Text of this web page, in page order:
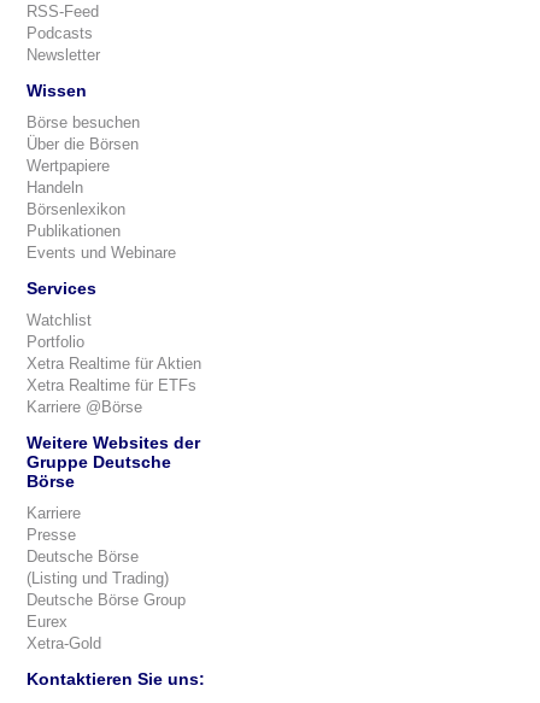
RSS-Feed
Podcasts
Newsletter
Wissen
Börse besuchen
Über die Börsen
Wertpapiere
Handeln
Börsenlexikon
Publikationen
Events und Webinare
Services
Watchlist
Portfolio
Xetra Realtime für Aktien
Xetra Realtime für ETFs
Karriere @Börse
Weitere Websites der
Gruppe Deutsche
Börse
Karriere
Presse
Deutsche Börse
(Listing und Trading)
Deutsche Börse Group
Eurex
Xetra-Gold
Kontaktieren Sie uns: